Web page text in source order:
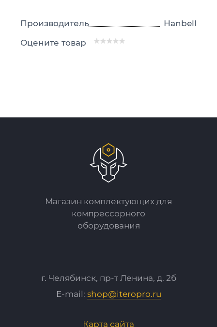
Производитель
Hanbell
Оцените товар
Магазин комплектующих для
компрессорного
оборудования
г. Челябинск, пр-т Ленина, д. 2б
E-mail: shop@iteropro.ru
Карта сайта